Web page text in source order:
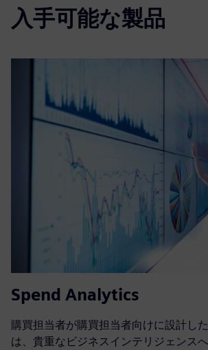
入手可能な製品
Spend Analytics
購買担当者が購買担当者向けに設計し
は、貴重なビジネスインテリジェンス